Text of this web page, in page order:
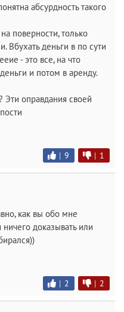
абсурдность такого
поверности, только
Вбухать деньги в по сути
- это все, на что
и потом в аренду.
оправдания своей
| 9 | 1
как вы обо мне
доказывать или
| 2 | 2